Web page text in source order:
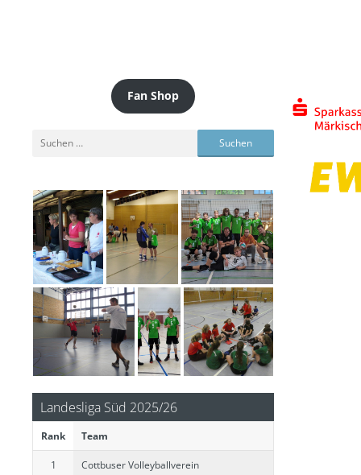
Fan Shop
Suchen
Landesliga Süd 2025/26
Rank Team
1 Cottbuser Volleyballverein